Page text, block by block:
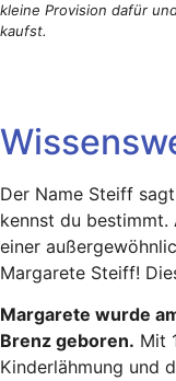
kleine Provision dafür
kaufst.
Der Name Steiff
kennst du bestimmt.
einer
Margarete Steiff!
Margarete wurde
Brenz geboren. Mit
Kinderlähmung und